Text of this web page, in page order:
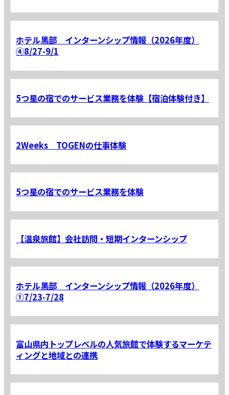
ホテル黒部 インターンシップ情報（2026年度）
④8/27-9/1
5つ星の宿でのサービス業務を体験【宿泊体験付き】
2Weeks TOGENの仕事体験
5つ星の宿でのサービス業務を体験
【温泉旅館】会社訪問・短期インターンシップ
ホテル黒部 インターンシップ情報（2026年度）
①7/23-7/28
富山県内トップレベルの人気旅館で体験するマーケテ
ィングと地域との連携